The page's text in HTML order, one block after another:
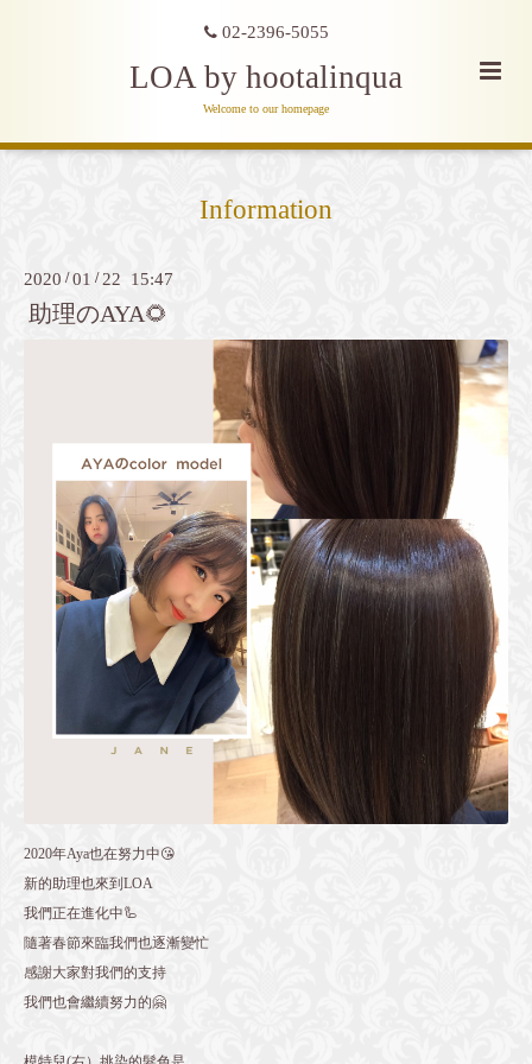
02-2396-5055
LOA by hootalinqua
Welcome to our homepage
Information
2020 /01 / 22 15:47
助理のAYA🌻
2020年Aya也在努力中😘
新的助理也來到LOA
我們正在進化中🦾
隨著春節來臨我們也逐漸變忙
感謝大家對我們的支持
我們也會繼續努力的🤗